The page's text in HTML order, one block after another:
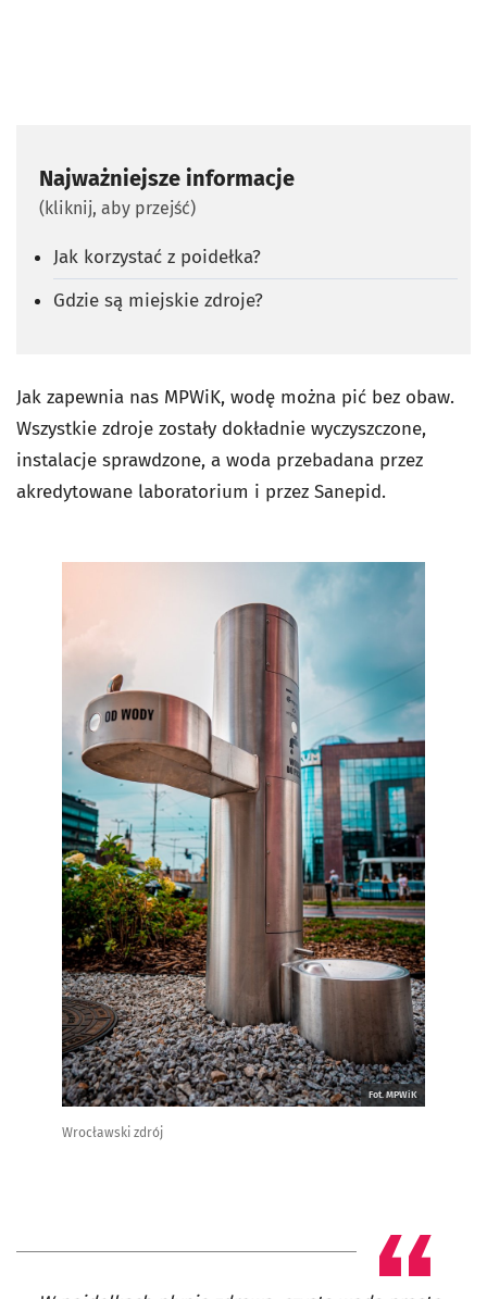
Najważniejsze informacje
(kliknij, aby przejść)
Jak korzystać z poidełka?
Gdzie są miejskie zdroje?
Jak zapewnia nas MPWiK, wodę można pić bez obaw.
Wszystkie zdroje zostały dokładnie wyczyszczone,
instalacje sprawdzone, a woda przebadana przez
akredytowane laboratorium i przez Sanepid.
Fot. MPWiK
Wrocławski zdrój